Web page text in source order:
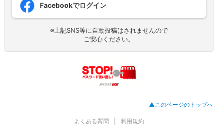
Facebookでログイン
※上記SNS等に自動投稿はされませんので
ご安心ください。
▲このページのトップへ
よくある質問 利用規約